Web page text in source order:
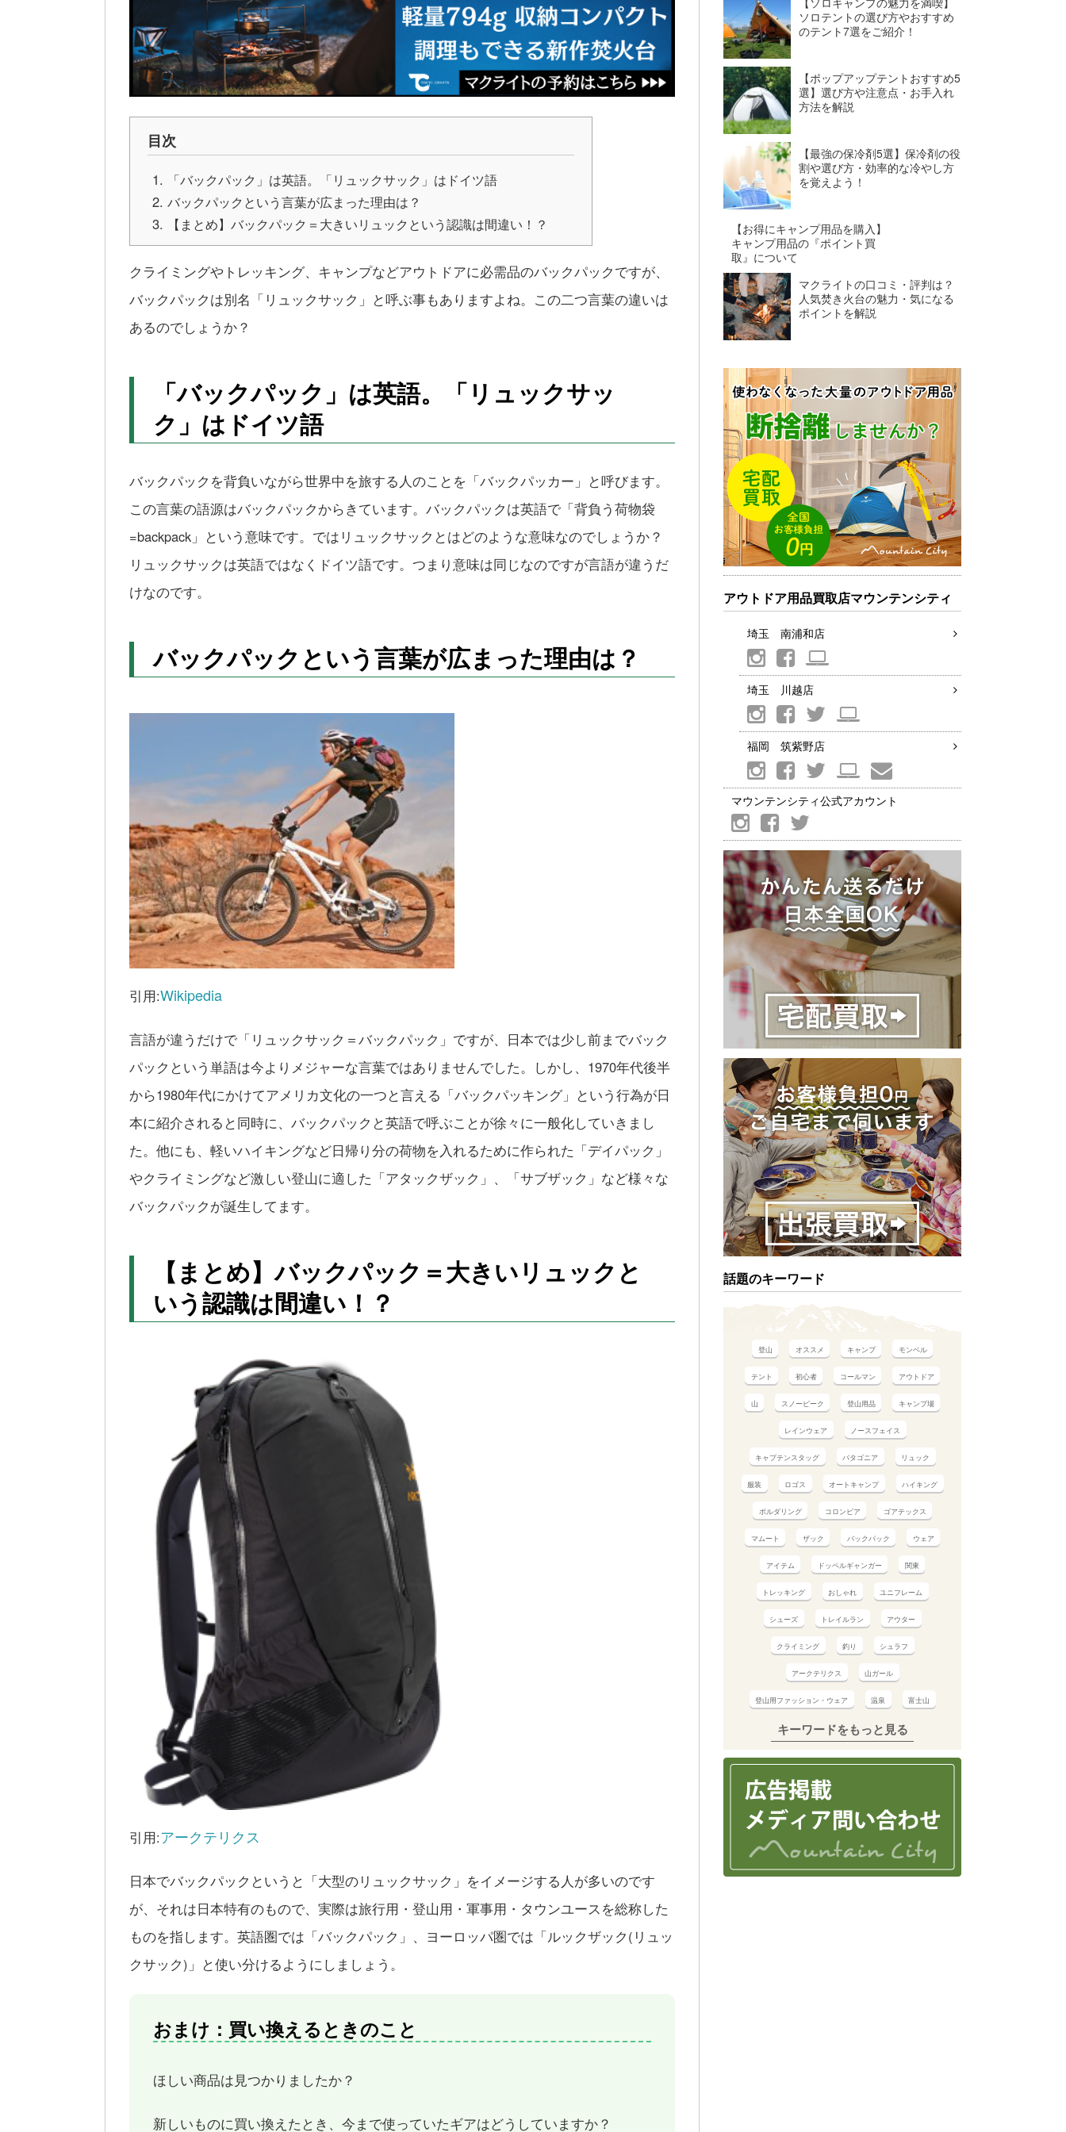
目次
「バックパック」は英語。「リュックサック」はドイツ語
バックパックという言葉が広まった理由は？
【まとめ】バックパック＝大きいリュックという認識は間違い！？
クライミングやトレッキング、キャンプなどアウトドアに必需品のバックパックですが、
バックパックは別名「リュックサック」と呼ぶ事もありますよね。この二つ言葉の違いは
あるのでしょうか？
「バックパック」は英語。「リュックサッ
ク」はドイツ語
バックパックを背負いながら世界中を旅する人のことを「バックパッカー」と呼びます。
この言葉の語源はバックパックからきています。バックパックは英語で「背負う荷物袋
=backpack」という意味です。ではリュックサックとはどのような意味なのでしょうか？
リュックサックは英語ではなくドイツ語です。つまり意味は同じなのですが言語が違うだ
けなのです。
バックパックという言葉が広まった理由は？
引用:Wikipedia
言語が違うだけで「リュックサック＝バックパック」ですが、日本では少し前までバック
パックという単語は今よりメジャーな言葉ではありませんでした。しかし、1970年代後半
から1980年代にかけてアメリカ文化の一つと言える「バックパッキング」という行為が日
本に紹介されると同時に、バックパックと英語で呼ぶことが徐々に一般化していきまし
た。他にも、軽いハイキングなど日帰り分の荷物を入れるために作られた「デイパック」
やクライミングなど激しい登山に適した「アタックザック」、「サブザック」など様々な
バックパックが誕生してます。
【まとめ】バックパック＝大きいリュックと
いう認識は間違い！？
引用:アークテリクス
日本でバックパックというと「大型のリュックサック」をイメージする人が多いのです
が、それは日本特有のもので、実際は旅行用・登山用・軍事用・タウンユースを総称した
ものを指します。英語圏では「バックパック」、ヨーロッパ圏では「ルックザック(リュッ
クサック)」と使い分けるようにしましょう。
おまけ：買い換えるときのこと
ほしい商品は見つかりましたか？
新しいものに買い換えたとき、今まで使っていたギアはどうしていますか？
ソロテントの選び方やおすすめ
のテント7選をご紹介！
【ポップアップテントおすすめ5
選】選び方や注意点・お手入れ
方法を解説
【最強の保冷剤5選】保冷剤の役
割や選び方・効率的な冷やし方
を覚えよう！
【お得にキャンプ用品を購入】
キャンプ用品の『ポイント買
取』について
マクライトの口コミ・評判は？
人気焚き火台の魅力・気になる
ポイントを解説
アウトドア用品買取店マウンテンシティ
埼玉 南浦和店
埼玉 川越店
福岡 筑紫野店
マウンテンシティ公式アカウント
話題のキーワード
登山 オススメ キャンプ モンベル
テント 初心者 コールマン アウトドア
山 スノーピーク 登山用品 キャンプ場
レインウェア ノースフェイス
キャプテンスタッグ パタゴニア リュック
服装 ロゴス オートキャンプ ハイキング
ボルダリング コロンビア ゴアテックス
マムート ザック バックパック ウェア
アイテム ドッペルギャンガー 関東
トレッキング おしゃれ ユニフレーム
シューズ トレイルラン アウター
クライミング 釣り シュラフ
アークテリクス 山ガール
登山用ファッション・ウェア 温泉 富士山
キーワードをもっと見る